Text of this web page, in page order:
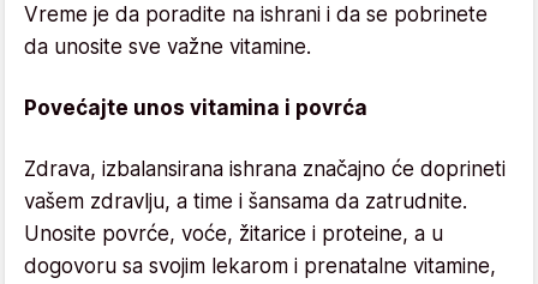
Vreme je da poradite na ishrani i da se pobrinete
da unosite sve važne vitamine.
Povećajte unos vitamina i povrća
Zdrava, izbalansirana ishrana značajno će doprineti
vašem zdravlju, a time i šansama da zatrudnite.
Unosite povrće, voće, žitarice i proteine, a u
dogovoru sa svojim lekarom i prenatalne vitamine,